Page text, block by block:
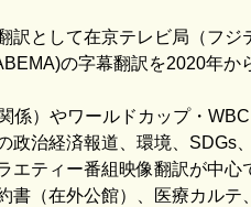
訳として在京テレビ局（フジ
の字幕翻訳を2020年か
係）やワールドカップ・WBC
政治経済報道、環境、SDGs
エティー番組映像翻訳が中心
（在外公館）、医療カルテ、